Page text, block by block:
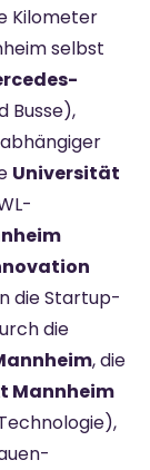
Kilometer
selbst
Busse),
Universität
die Startup-
die
, die
Mannheim